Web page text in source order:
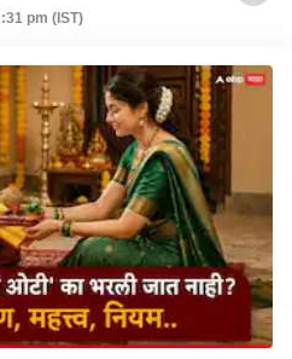
pm (IST)